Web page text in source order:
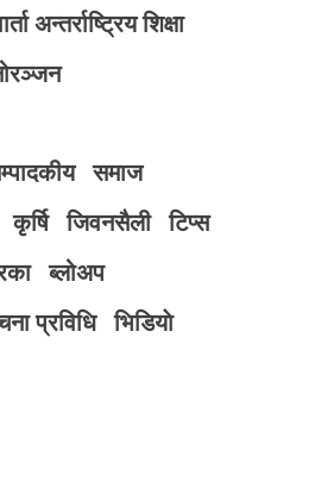
अन्तर्राष्ट्रिय शिक्षा
समाज
कृर्षि जिवनसैली
टिप्स
ब्लोअप
प्रविधि भिडियाे